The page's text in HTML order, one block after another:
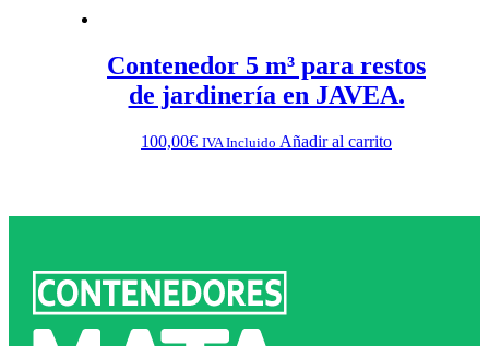
Contenedor 5 m³ para restos
de jardinería en JAVEA.
100,00€ IVA Incluido Añadir al carrito